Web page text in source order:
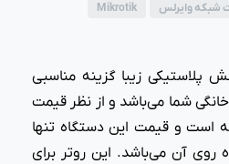
شبکه وایرلس
Mikrotik
پوشش پلاستیکی زیبا گزینه مناسبی
شما می‌باشد و از نظر قیمت
است و قیمت این دستگاه تنها
آن می‌باشد. این روتر برای